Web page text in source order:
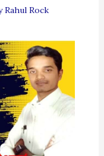
Rahul Rock